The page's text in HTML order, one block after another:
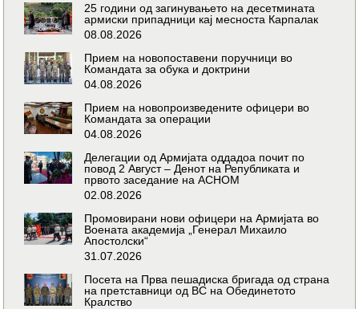
25 години од загинувањето на десетмината
армиски припадници кај месноста Карпалак
08.08.2026
Прием на новопоставени поручници во
Командата за обука и доктрини
04.08.2026
Прием на новопроизведените офицери во
Командата за операции
04.08.2026
Делегации од Армијата оддадоа почит по
повод 2 Август – Денот на Републиката и
првото заседание на АСНОМ
02.08.2026
Промовирани нови офицери на Армијата во
Воената академија „Генерал Михаило
Апостолски“
31.07.2026
Посета на Прва пешадиска бригада од страна
на претставници од ВС на Обединетото
Кралство